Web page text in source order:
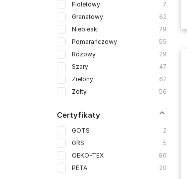
Fioletowy
7
Granatowy
62
Niebieski
79
Pomarańczowy
55
Różowy
29
Szary
47
Zielony
62
Żółty
56
Certyfikaty
GOTS
2
GRS
5
OEKO-TEX
86
PETA
20